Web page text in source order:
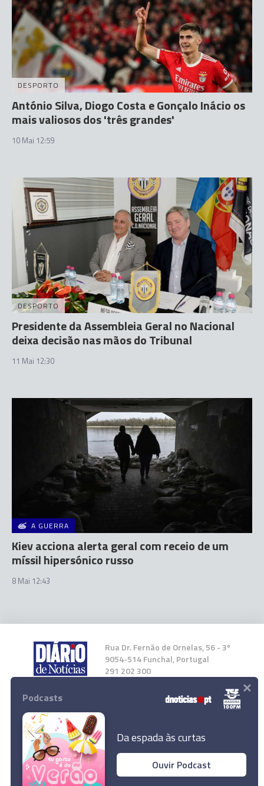
DESPORTO
António Silva, Diogo Costa e Gonçalo Inácio os
mais valiosos dos 'três grandes'
10 Mai 12:59
DESPORTO
Presidente da Assembleia Geral no Nacional
deixa decisão nas mãos do Tribunal
11 Mai 12:30
A GUERRA
Kiev acciona alerta geral com receio de um
míssil hipersónico russo
8 Mai 12:43
Rua Dr. Fernão de Ornelas, 56 - 3º
9054-514 Funchal, Portugal
291 202 300
Instale a nossa App
© 2023 Empresa Diário de Notícias, Lda.
Podcasts
Da espada às curtas
Ouvir Podcast
×